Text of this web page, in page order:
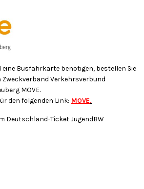
eine Busfahrkarte benötigen, bestellen Sie
Verkehrsverbund
MOVE.
den folgenden Link: MOVE.
Deutschland-Ticket JugendBW